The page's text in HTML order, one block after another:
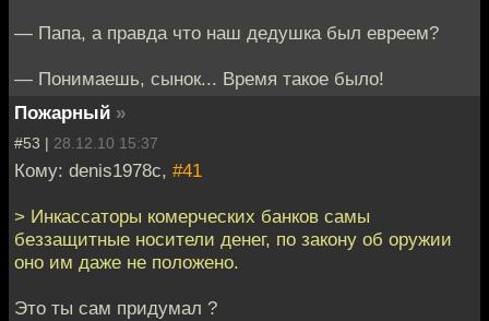
— Папа, а правда что наш дедушка был евреем?
— Понимаешь, сынок... Время такое было!
Пожарный »
#53 | 28.12.10 15:37
Кому: denis1978c, #41
> Инкассаторы комерческих банков самы
беззащитные носители денег, по закону об оружии
оно им даже не положено.
Это ты сам придумал ?